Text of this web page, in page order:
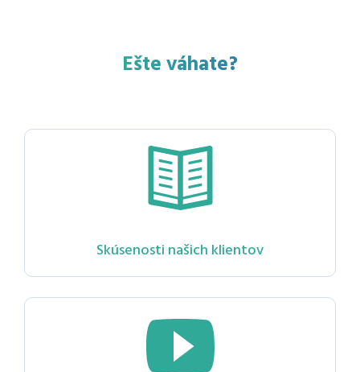
Ešte váhate?
Skúsenosti našich klientov